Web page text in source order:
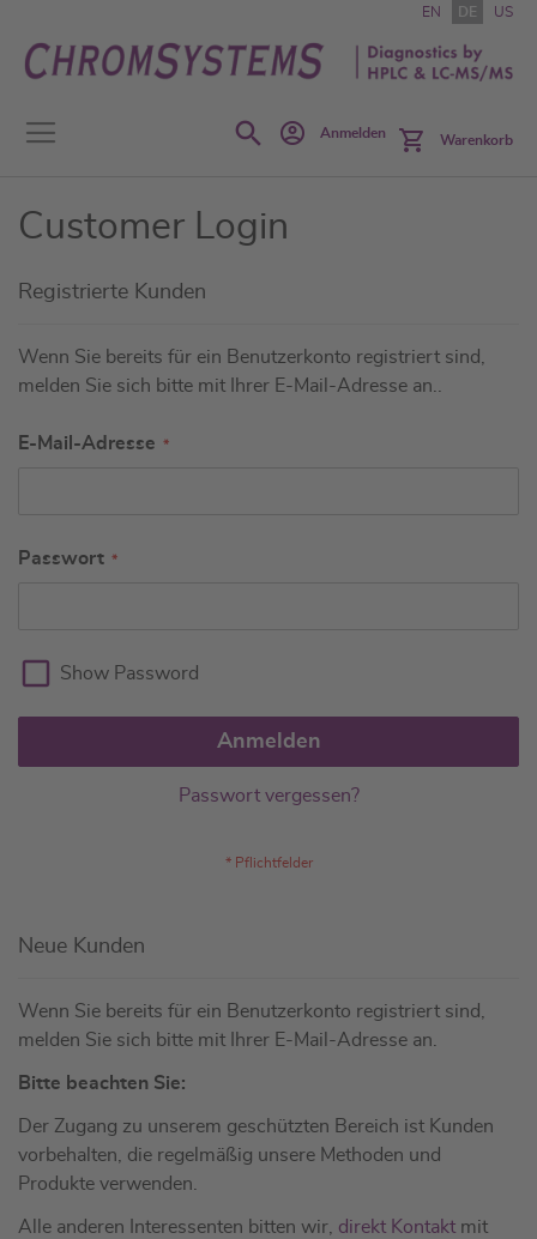
Inhalt
springen
EN DE US
SearchAnmelden Warenkorb
Customer Login
Registrierte Kunden
Wenn Sie bereits für ein Benutzerkonto registriert sind,
melden Sie sich bitte mit Ihrer E-Mail-Adresse an..
E-Mail-Adresse
Passwort
Show Password
Anmelden
Passwort vergessen?
Neue Kunden
Wenn Sie bereits für ein Benutzerkonto registriert sind,
melden Sie sich bitte mit Ihrer E-Mail-Adresse an.
Bitte beachten Sie:
Der Zugang zu unserem geschützten Bereich ist Kunden
vorbehalten, die regelmäßig unsere Methoden und
Produkte verwenden.
Alle anderen Interessenten bitten wir, direkt Kontakt mit